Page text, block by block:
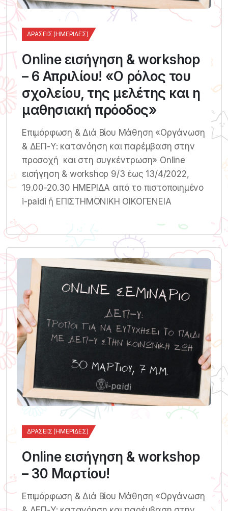
ΔΡΆΣΕΙΣ (ΗΜΕΡΊΔΕΣ)
Online εισήγηση & workshop
– 6 Απριλίου! «Ο ρόλος του
σχολείου, της μελέτης και η
μαθησιακή πρόοδος»
Επιμόρφωση & Διά Βίου Μάθηση «Οργάνωση
& ΔΕΠ-Υ: κατανόηση και παρέμβαση στην
προσοχή και στη συγκέντρωση» Online
εισήγηση & workshop 9/3 έως 13/4/2022,
19.00-20.30 ΗΜΕΡΙΔΑ από το πιστοποιημένο
i-paidi ή ΕΠΙΣΤΗΜΟΝΙΚΗ ΟΙΚΟΓΕΝΕΙΑ
ΔΡΆΣΕΙΣ (ΗΜΕΡΊΔΕΣ)
Online εισήγηση & workshop
– 30 Μαρτίου!
Επιμόρφωση & Διά Βίου Μάθηση «Οργάνωση